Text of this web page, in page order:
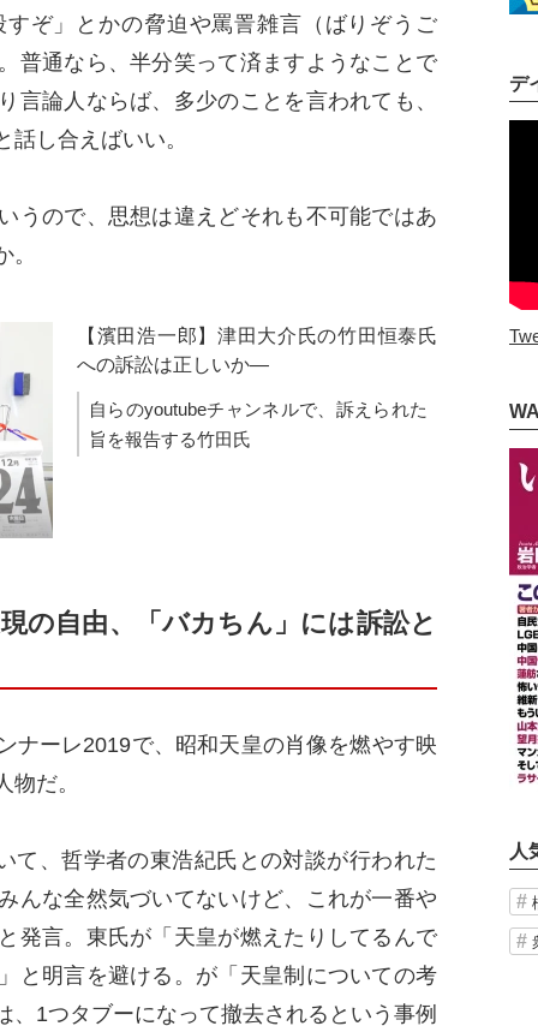
ぞ」とかの脅迫や罵詈雑言（ばりぞうご
普通なら、半分笑って済ますようなことで
言論人ならば、多少のことを言われても、
し合えばいい。
ので、思想は違えどそれも不可能ではあ
【濱田浩一郎】津田大介氏の竹田恒泰氏
への訴訟は正しいか―
自らのyoutubeチャンネルで、訴えられた
旨を報告する竹田氏
の自由、「バカちん」には訴訟と
ーレ2019で、昭和天皇の肖像を燃やす映
だ。
、哲学者の東浩紀氏との対談が行われた
んな全然気づいてないけど、これが一番や
発言。東氏が「天皇が燃えたりしてるんで
と明言を避ける。が「天皇制についての考
、1つタブーになって撤去されるという事例
デ
人